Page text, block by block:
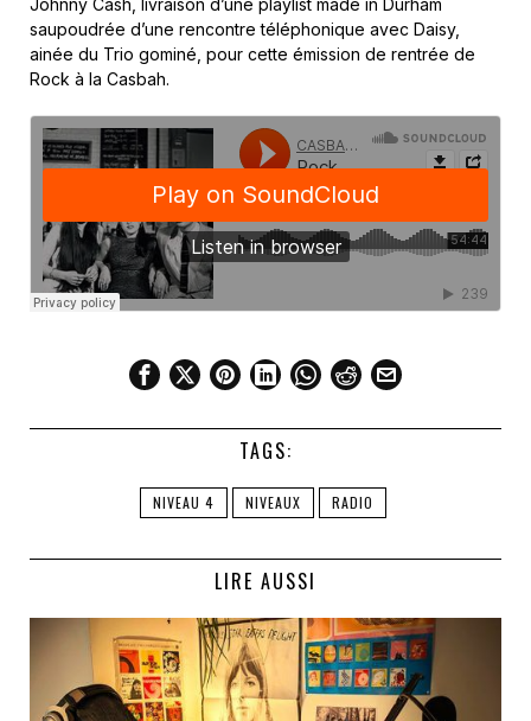
Johnny Cash, livraison d’une playlist made in Durham
saupoudrée d’une rencontre téléphonique avec Daisy,
ainée du Trio gominé, pour cette émission de rentrée de
Rock à la Casbah.
TAGS:
NIVEAU 4 NIVEAUX RADIO
LIRE AUSSI